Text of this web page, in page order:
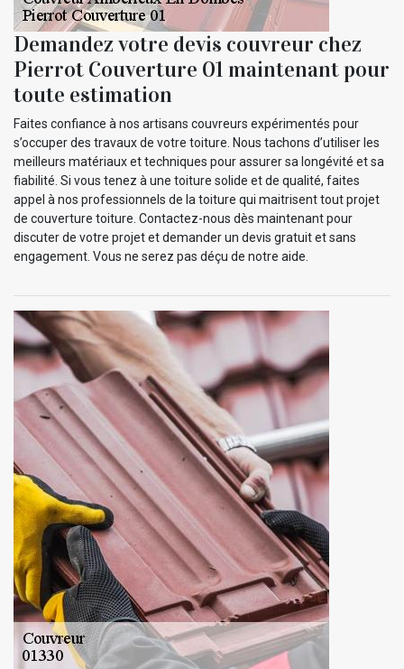
Demandez votre devis couvreur chez
Pierrot Couverture 01 maintenant pour
toute estimation
Faites confiance à nos artisans couvreurs expérimentés pour
s’occuper des travaux de votre toiture. Nous tachons d’utiliser les
meilleurs matériaux et techniques pour assurer sa longévité et sa
fiabilité. Si vous tenez à une toiture solide et de qualité, faites
appel à nos professionnels de la toiture qui maitrisent tout projet
de couverture toiture. Contactez-nous dès maintenant pour
discuter de votre projet et demander un devis gratuit et sans
engagement. Vous ne serez pas déçu de notre aide.